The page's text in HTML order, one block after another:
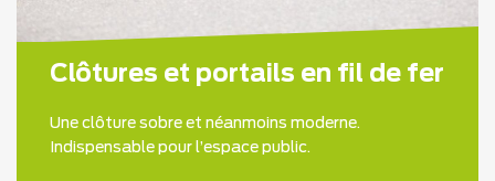
Clôtures et portails en fil de fer
Une clôture sobre et néanmoins moderne.
Indispensable pour l’espace public.